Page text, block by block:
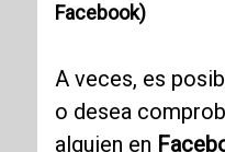
Facebook)
A veces, es
o desea
alguien en